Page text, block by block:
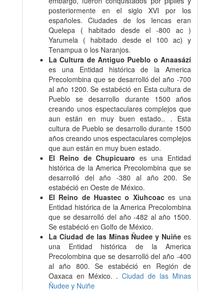
posteriormente en el siglo XVI por los
españoles. Ciudades de los lencas eran
Quelepa ( habitado desde el -800 ac )
Yarumela ( habitado desde el 100 ac) y
Tenampua o los Naranjos.
La Cultura de Antiguo Pueblo o Anaasází
es una Entidad histórica de la America
Precolombina que se desarrolló del año -700
al año 1200. Se estabéció en Esta cultura de
Pueblo se desarrollo durante 1500 años
creando unos espectaculares complejos que
aun están en muy buen estado.. . Esta
cultura de Pueblo se desarrollo durante 1500
años creando unos espectaculares complejos
que aun están en muy buen estado.
El Reino de Chupicuaro es una Entidad
histórica de la America Precolombina que se
desarrolló del año -380 al año 200. Se
estabéció en Oeste de México.
El Reino de Huastec o Xiuhcoac es una
Entidad histórica de la America Precolombina
que se desarrolló del año -482 al año 1500.
Se estabéció en Golfo de México.
La Ciudad de las Minas Ñudee y Nuiñe es
una Entidad histórica de la America
Precolombina que se desarrolló del año -400
al año 800. Se estabéció en Región de
Oaxaca en México. . Ciudad de las Minas
Ñudee y Nuiñe